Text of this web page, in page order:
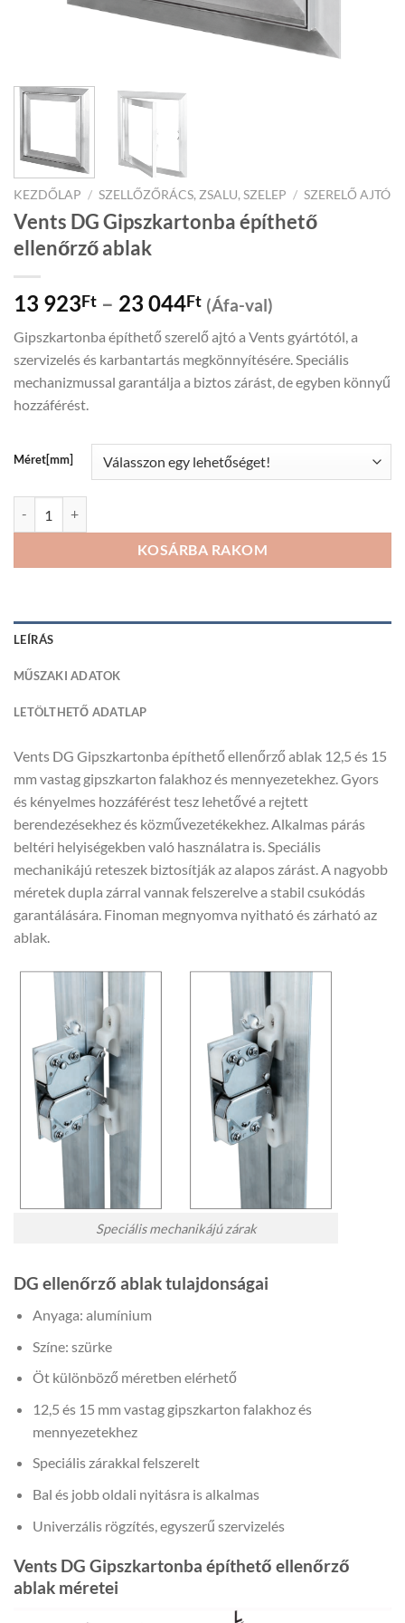
KEZDŐLAP / SZELLŐZŐRÁCS, ZSALU, SZELEP / SZERELŐ AJTÓ
Vents DG Gipszkartonba építhető
ellenőrző ablak
13 923Ft – 23 044FtPrice
range:
13
923Ft
through
(Áfa-val)
Gipszkartonba építhető szerelő ajtó a Vents gyártótól, a
szervizelés és karbantartás megkönnyítésére. Speciális
mechanizmussal garantálja a biztos zárást, de egyben könnyű
hozzáférést.
Méret[mm]
KOSÁRBA RAKOM
LEÍRÁS
MŰSZAKI ADATOK
LETÖLTHETŐ ADATLAP
Vents DG Gipszkartonba építhető ellenőrző ablak 12,5 és 15
mm vastag gipszkarton falakhoz és mennyezetekhez. Gyors
és kényelmes hozzáférést tesz lehetővé a rejtett
berendezésekhez és közművezetékekhez. Alkalmas párás
beltéri helyiségekben való használatra is. Speciális
mechanikájú reteszek biztosítják az alapos zárást.A nagyobb
méretek dupla zárral vannak felszerelve a stabil csukódás
garantálására. Finoman megnyomva nyitható és zárható az
ablak.
Speciális mechanikájú zárak
DG ellenőrző ablak tulajdonságai
Anyaga: alumínium
Színe: szürke
Öt különböző méretben elérhető
12,5 és 15 mm vastag gipszkarton falakhoz és
mennyezetekhez
Speciális zárakkal felszerelt
Bal és jobb oldali nyitásra is alkalmas
Univerzális rögzítés, egyszerű szervizelés
Vents DG Gipszkartonba építhető ellenőrző
ablak méretei